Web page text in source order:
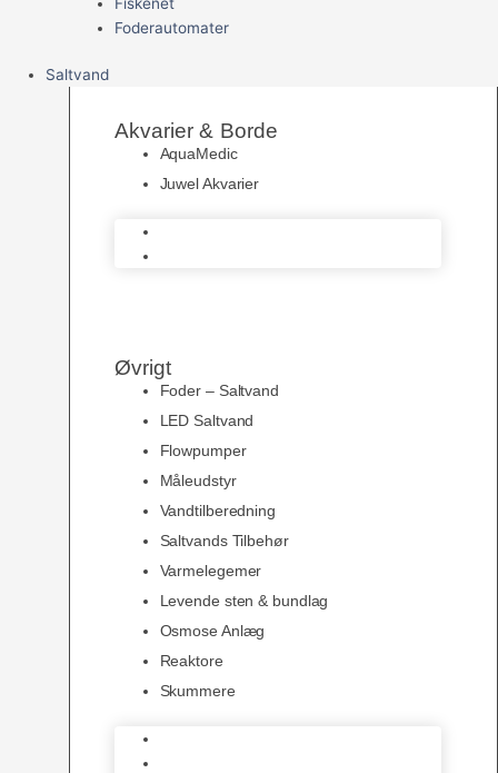
Foderautomater
Saltvand
Akvarier & Borde
AquaMedic
Juwel Akvarier
Øvrigt
Foder – Saltvand
LED Saltvand
Flowpumper
Måleudstyr
Vandtilberedning
Saltvands Tilbehør
Varmelegemer
Levende sten & bundlag
Osmose Anlæg
Reaktore
Skummere